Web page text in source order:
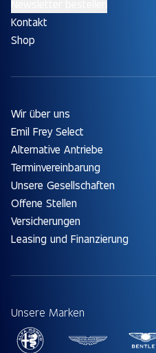
Kontakt
Shop
Wir über uns
Emil Frey Select
Alternative Antriebe
Terminvereinbarung
Unsere Gesellschaften
Offene Stellen
Versicherungen
Leasing und Finanzierung
Unsere Marken